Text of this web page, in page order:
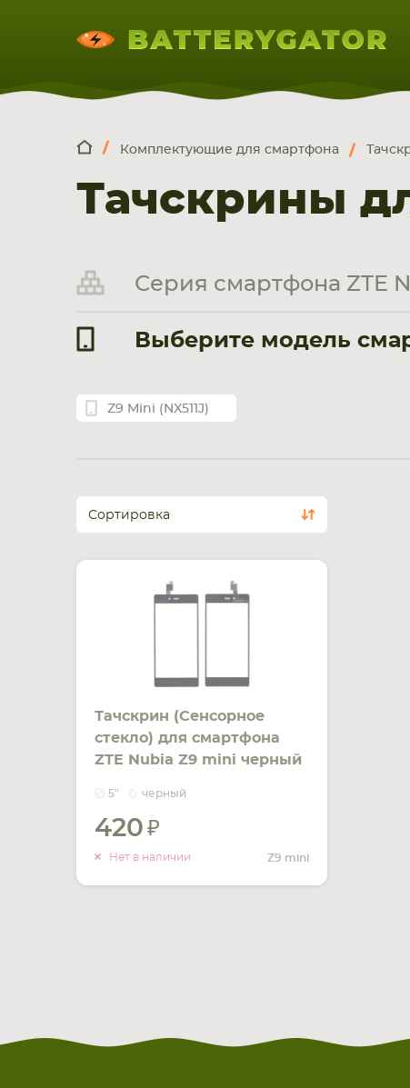
НОУТБУКА
ПЛАНШЕТА
СМАРТФОНА
Комплектующие для смартфона
Тачскрины
Серия смартфона ZTE
Выберите модель
Z9 Mini (NX511J)
Сортировка
Тачскрин (Сенсорное
стекло) для смартфона
ZTE Nubia Z9 mini черный
5" черный
420
Нет в наличии Z9 mini
О НАЛИЧИИ